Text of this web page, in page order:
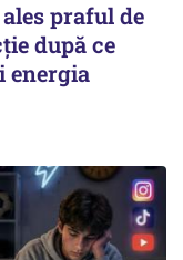
praful de
după ce
energia